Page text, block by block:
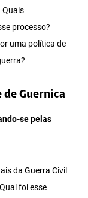
Quais
processo?
uma política de
de Guernica
se pelas
da Guerra Civil
foi esse